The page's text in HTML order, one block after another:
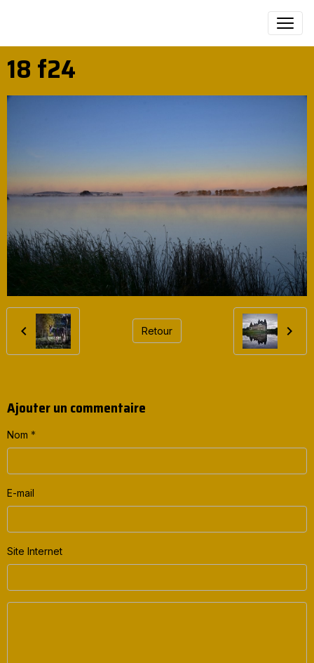
18 f24
Retour
Ajouter un commentaire
Nom
E-mail
Site Internet